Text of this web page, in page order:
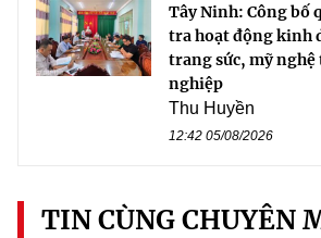
Tây Ninh: Công bố
tra hoạt động kinh
trang sức, mỹ nghệ
nghiệp
Thu Huyền
12:42 05/08/2026
TIN CÙNG CHUYÊN